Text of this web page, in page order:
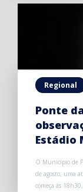
Regional
Ponte
Estádio
O Município de
de agosto, uma
começa às